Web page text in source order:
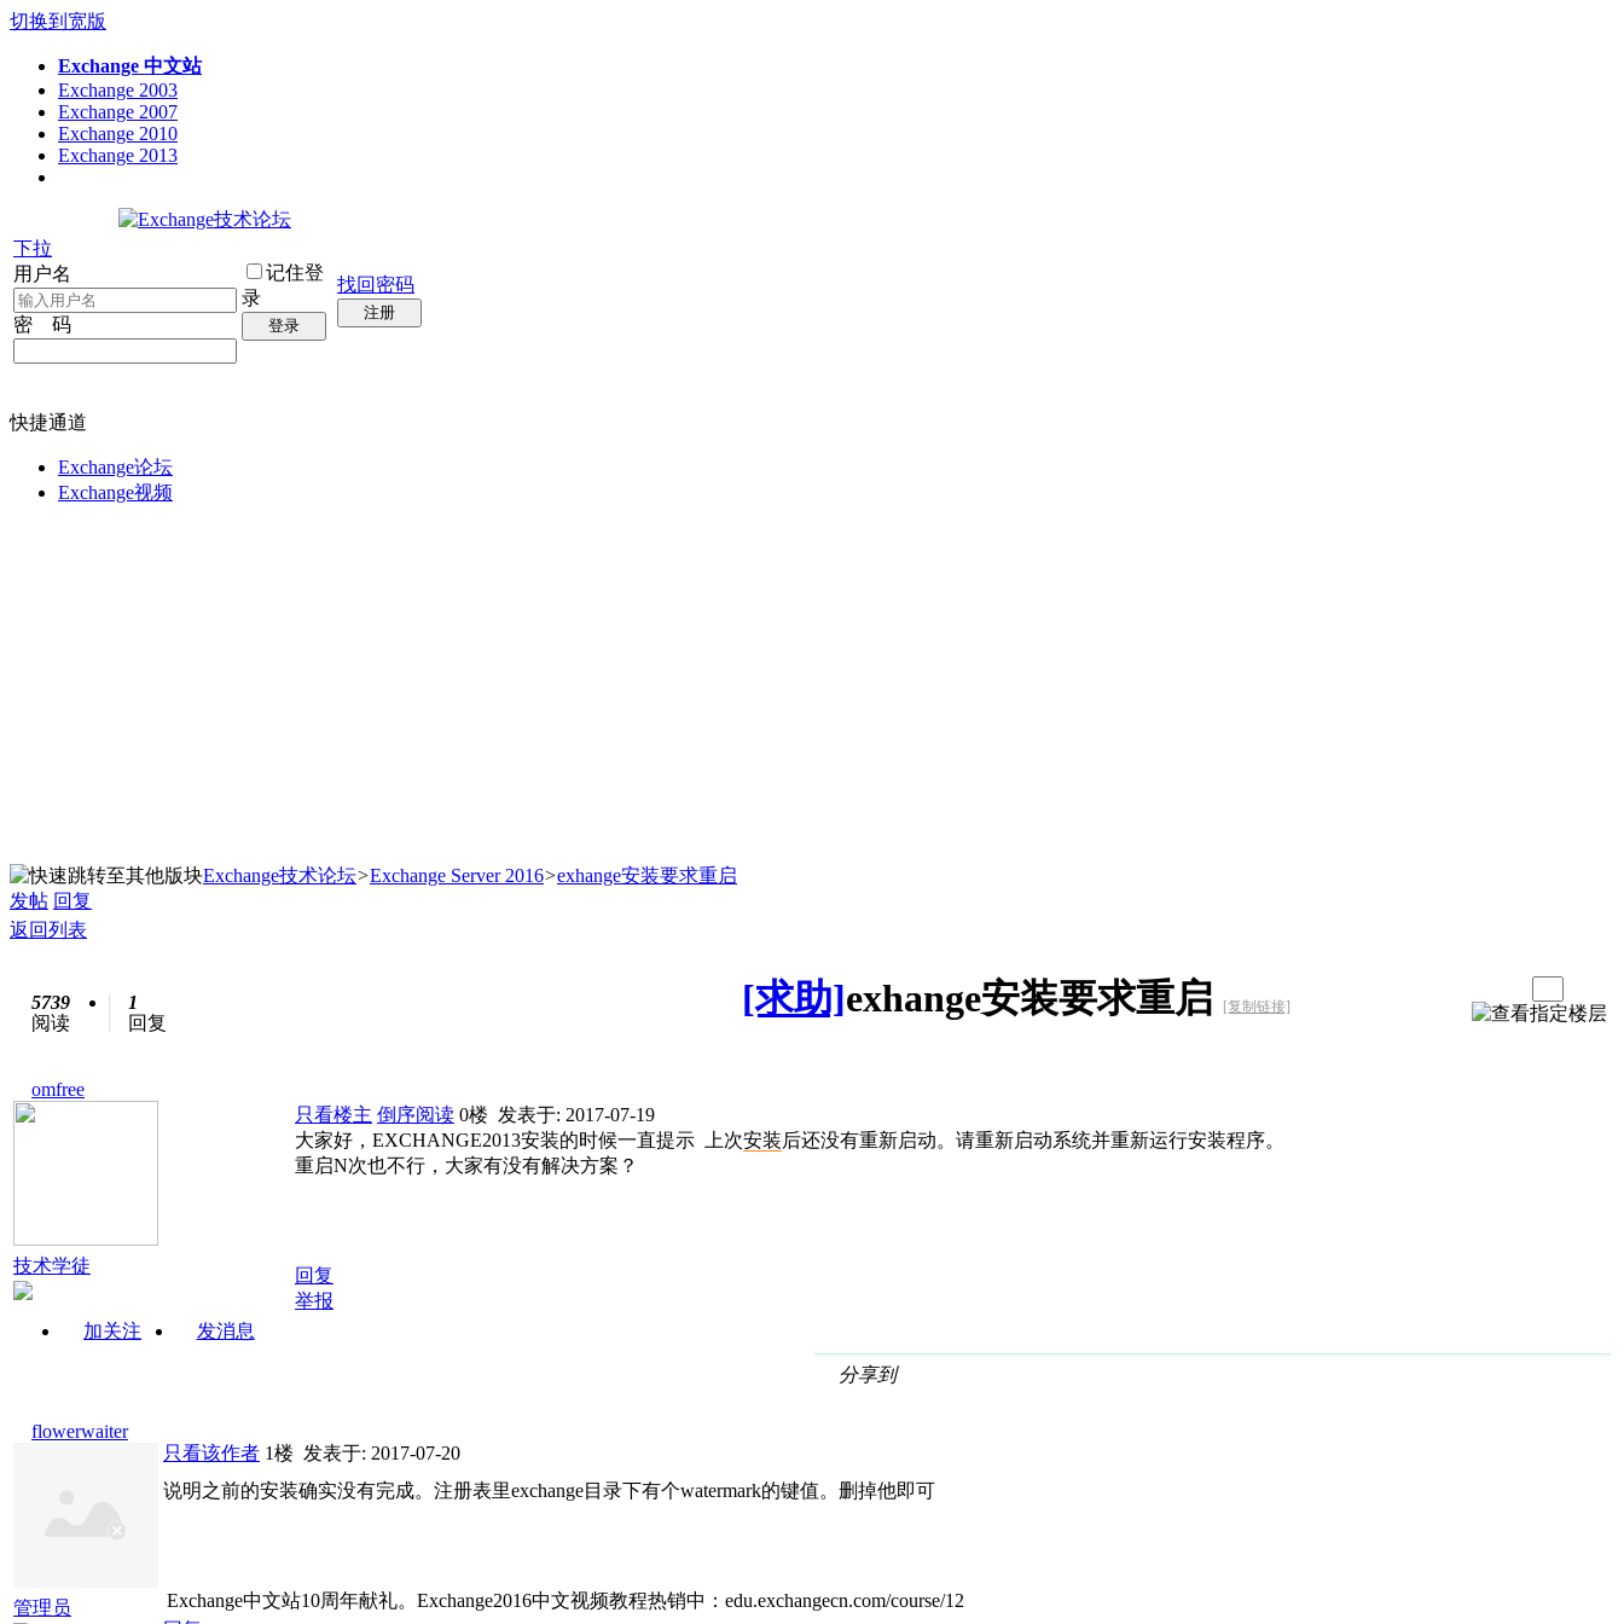
切换到宽版
Exchange 中文站
Exchange 2003
Exchange 2007
Exchange 2010
Exchange 2013
下拉
用户名
密 码
记住登
录
登录
找回密码
注册
快捷通道
Exchange论坛
Exchange视频
Exchange技术论坛>Exchange Server 2016>exhange安装要求重启
发帖 回复
返回列表
5739
阅读
1
回复
[求助]exhange安装要求重启 [复制链接]
omfree
技术学徒
加关注 发消息
只看楼主 倒序阅读 0楼 发表于: 2017-07-19
大家好，EXCHANGE2013安装的时候一直提示 上次安装后还没有重新启动。请重新启动系统并重新运行安装程序。
重启N次也不行，大家有没有解决方案？
回复
举报
分享到
flowerwaiter
管理员
只看该作者 1楼 发表于: 2017-07-20
说明之前的安装确实没有完成。注册表里exchange目录下有个watermark的键值。删掉他即可
Exchange中文站10周年献礼。Exchange2016中文视频教程热销中：edu.exchangecn.com/course/12